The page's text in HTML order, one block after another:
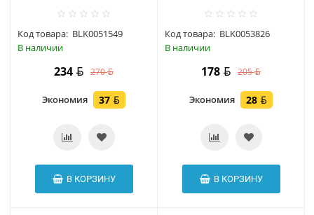
Код товара: BLK0051549
В наличии
234 270
Экономия 37
В КОРЗИНУ
Код товара: BLK0053826
В наличии
178 205
Экономия 28
В КОРЗИНУ